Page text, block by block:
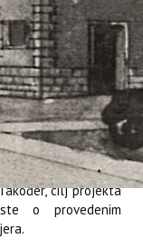
poticanjem i
ekosustav
potrošnje
minimiziranje
dobrobiti lokalnog
oporavku turizma
projekta željelo
i njihovih korisnika
te na smanjenje
cilj projekta
o provedenim